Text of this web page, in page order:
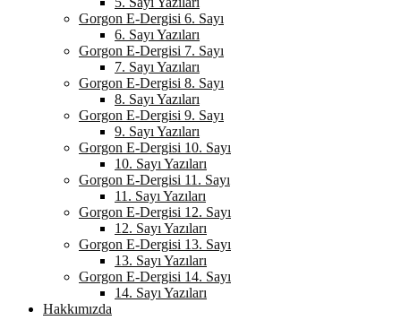
Gorgon E-Dergisi 6. Sayı
6. Sayı Yazıları
Gorgon E-Dergisi 7. Sayı
7. Sayı Yazıları
Gorgon E-Dergisi 8. Sayı
8. Sayı Yazıları
Gorgon E-Dergisi 9. Sayı
9. Sayı Yazıları
Gorgon E-Dergisi 10. Sayı
10. Sayı Yazıları
Gorgon E-Dergisi 11. Sayı
11. Sayı Yazıları
Gorgon E-Dergisi 12. Sayı
12. Sayı Yazıları
Gorgon E-Dergisi 13. Sayı
13. Sayı Yazıları
Gorgon E-Dergisi 14. Sayı
14. Sayı Yazıları
Hakkımızda